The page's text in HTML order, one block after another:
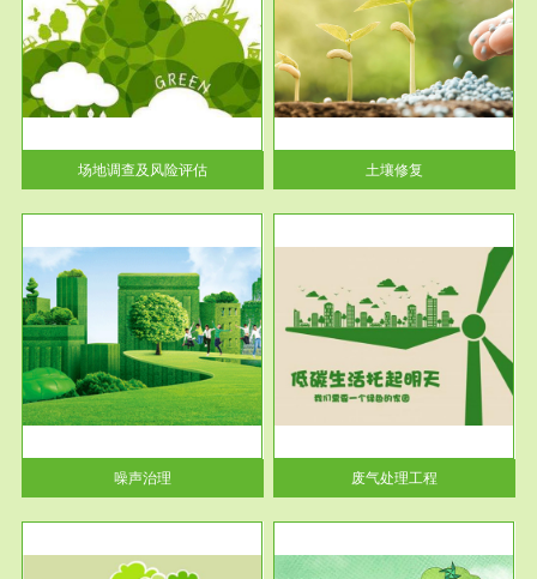
场地调查及风险评估
土壤修复
土壤修复
噪声治理
服务范围
废气处理工程
废气处理工程